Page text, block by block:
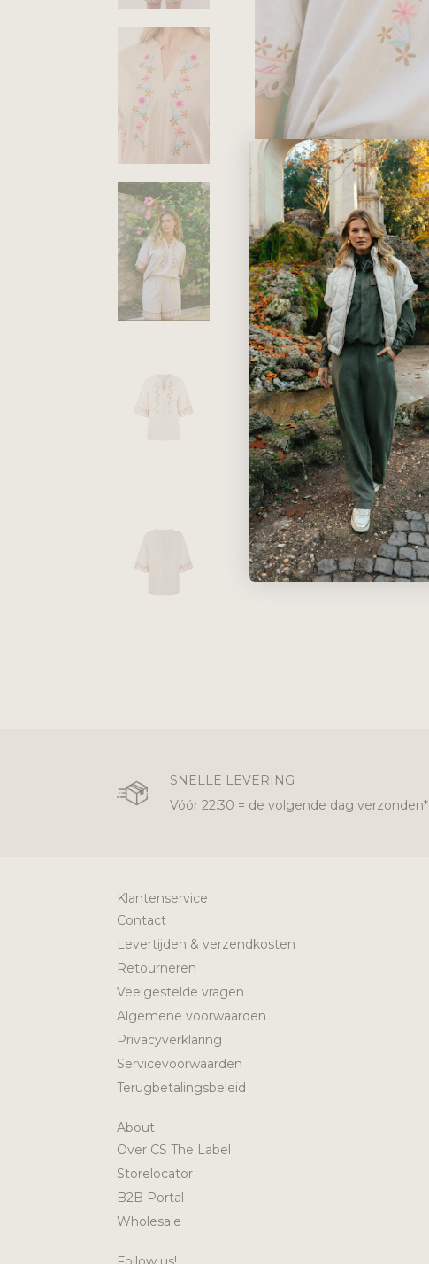
SNELLE LEVERING
Vóór 22:30 = de volgende dag verzonden*
Klantenservice
Contact
Levertijden & verzendkosten
Retourneren
Veelgestelde vragen
Algemene voorwaarden
Privacyverklaring
Servicevoorwaarden
Terugbetalingsbeleid
About
Over CS The Label
Storelocator
B2B Portal
Wholesale